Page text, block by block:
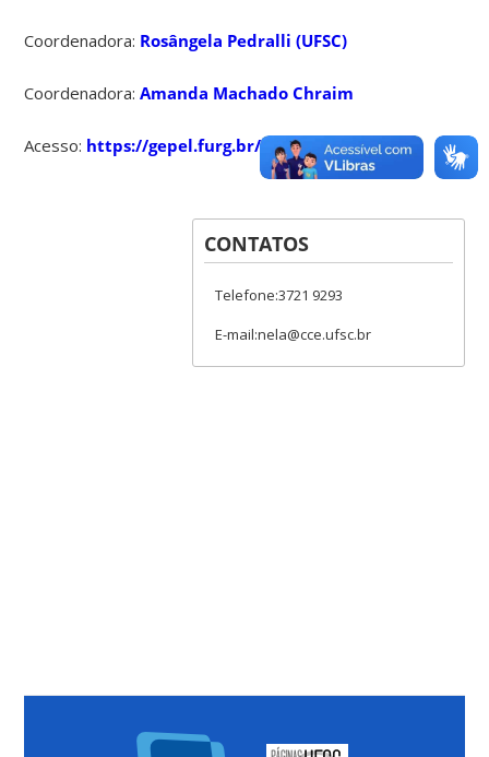
Coordenadora: Rosângela Pedralli (UFSC)
Coordenadora:Amanda Machado Chraim
Acesso: https://gepel.furg.br/
CONTATOS
Telefone:3721 9293
E-mail:nela@cce.ufsc.br